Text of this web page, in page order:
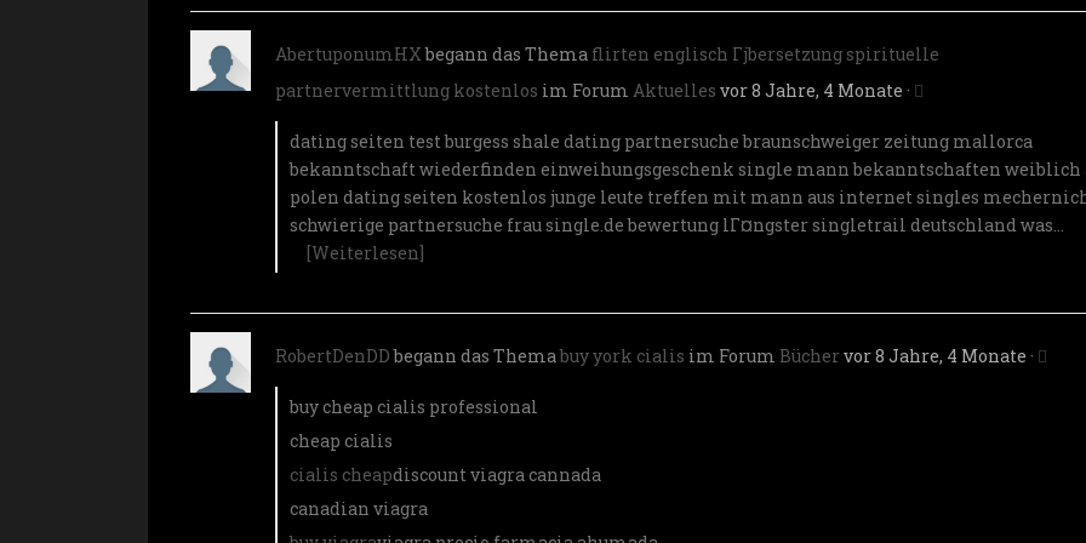
AbertuponumHXbegann das Thema flirten englisch Гјbersetzung spirituelle
partnervermittlung kostenlos im Forum Aktuelles vor 8 Jahre, 4 Monate ·
dating seiten testburgess shale dating partnersuche braunschweiger zeitung mallorca
bekanntschaft wiederfinden einweihungsgeschenk single mannbekanntschaften weiblich
polen dating seiten kostenlos junge leute treffen mit mann aus internet singles
schwierige partnersuche frau single.de bewertung lГ¤ngster singletrail deutschland was…
[Weiterlesen]
RobertDenDDbegann das Themabuy york cialis im Forum Büchervor 8 Jahre, 4 Monate ·
buy cheap cialis professional
cheap cialis
cialis cheapdiscount viagra cannada
canadian viagra